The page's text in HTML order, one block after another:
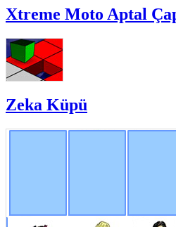
Xtreme Moto Aptal
Zeka Küpü